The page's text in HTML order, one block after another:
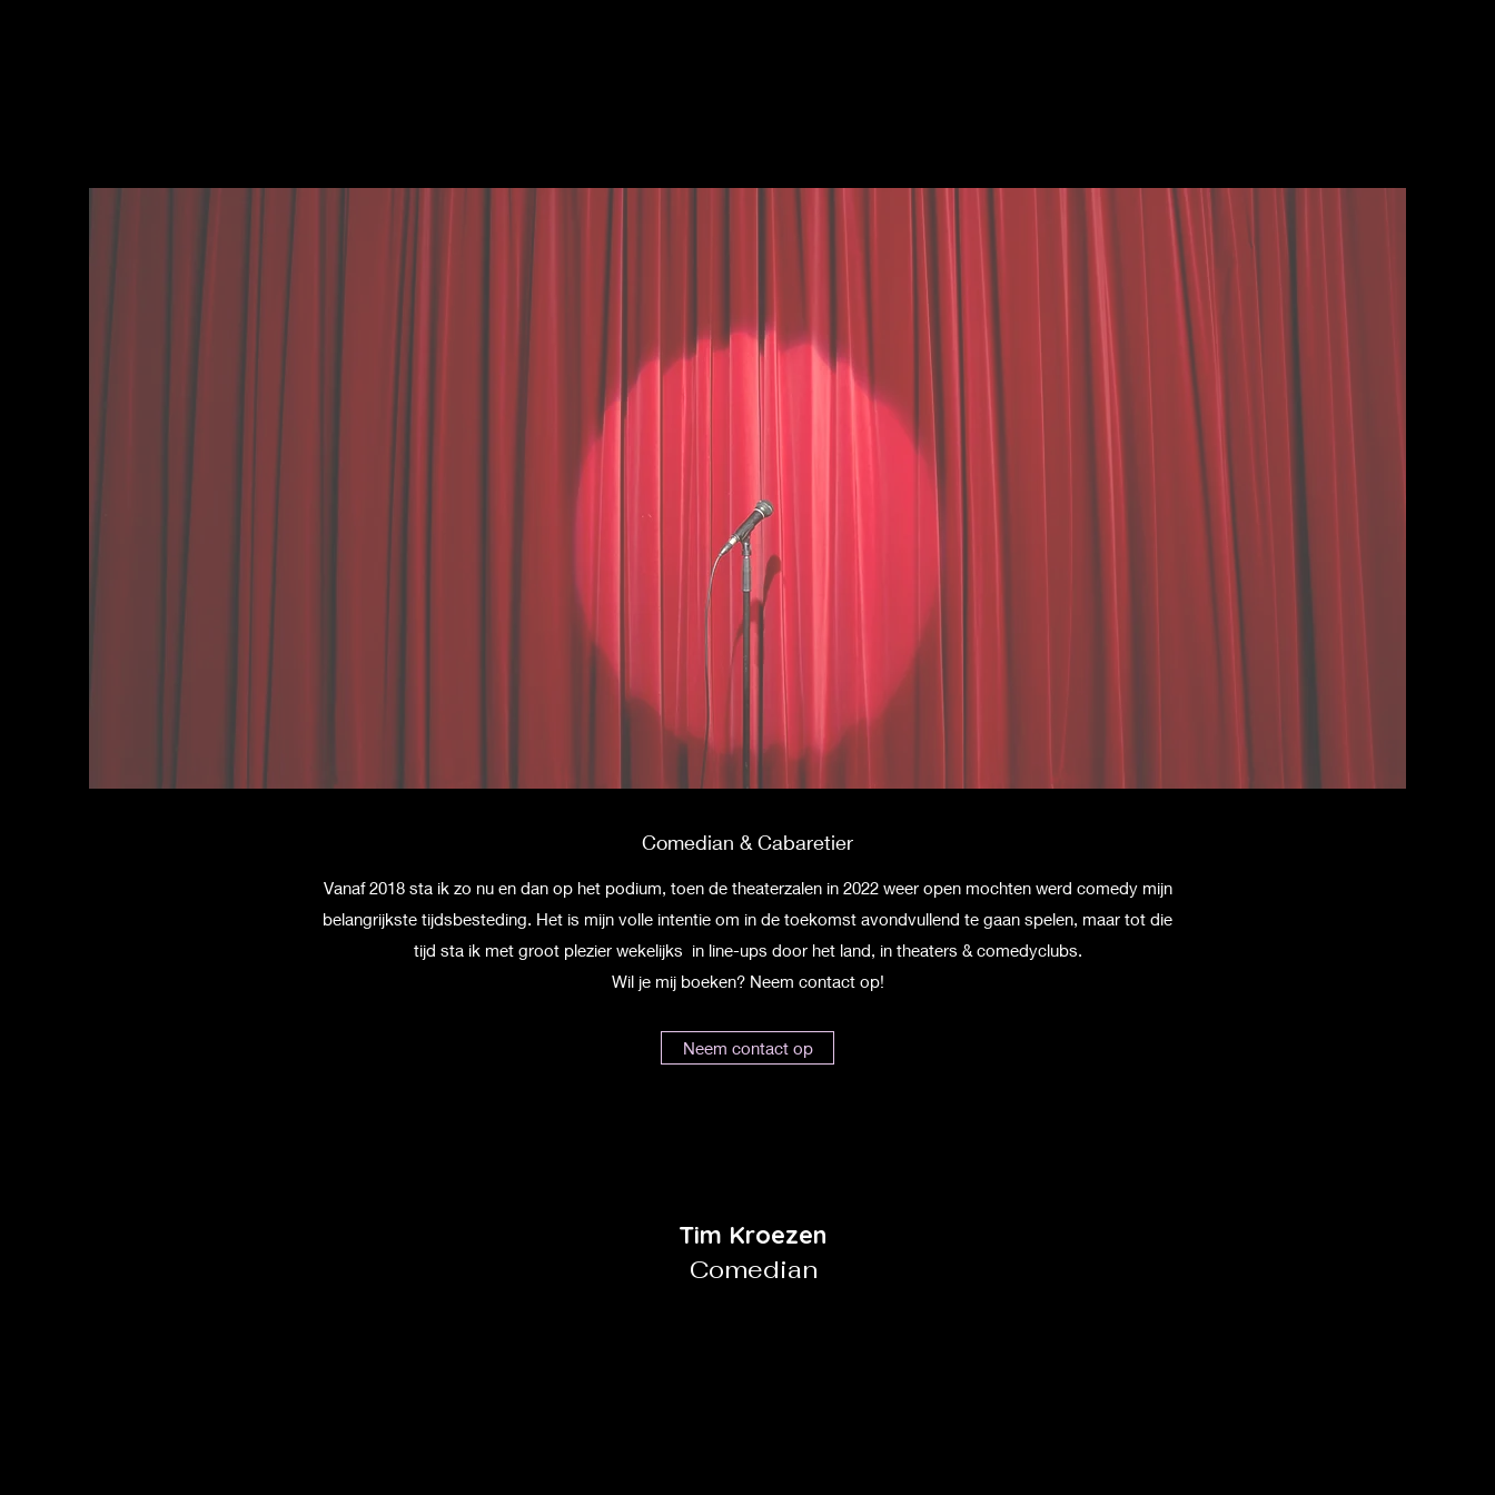
Comedian & Cabaretier
Vanaf 2018 sta ik zo nu en dan op het podium, toen de theaterzalen in 2022 weer open mochten werd comedy mijn
belangrijkste tijdsbesteding. Het is mijn volle intentie om in de toekomst avondvullend te gaan spelen, maar tot die
tijd sta ik met groot plezier wekelijks in line-ups door het land, in theaters & comedyclubs.
Wil je mij boeken? Neem contact op!
Neem contact op
Tim Kroezen
Comedian